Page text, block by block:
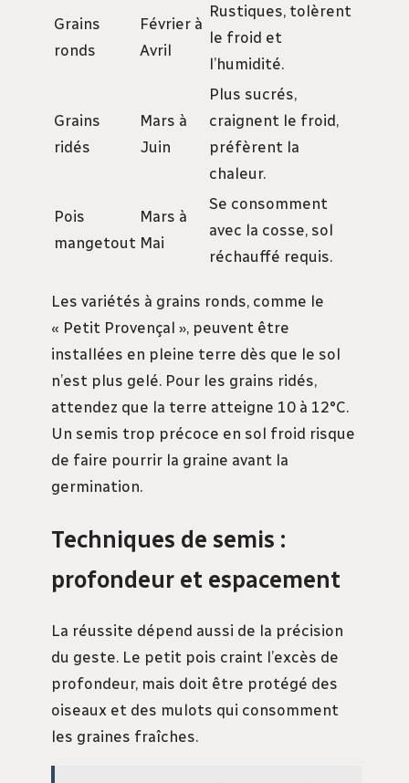
Grains
ronds
Février à
Avril
Rustiques, tolèrent
le froid et
l’humidité.
Grains
ridés
Mars à
Juin
Plus sucrés,
craignent le froid,
préfèrent la
chaleur.
Pois
mangetout
Mars à
Mai
Se consomment
avec la cosse, sol
réchauffé requis.
Les variétés à grains ronds, comme le
« Petit Provençal », peuvent être
installées en pleine terre dès que le sol
n’est plus gelé. Pour les grains ridés,
attendez que la terre atteigne 10 à 12°C.
Un semis trop précoce en sol froid risque
de faire pourrir la graine avant la
germination.
Techniques de semis :
profondeur et espacement
La réussite dépend aussi de la précision
du geste. Le petit pois craint l’excès de
profondeur, mais doit être protégé des
oiseaux et des mulots qui consomment
les graines fraîches.